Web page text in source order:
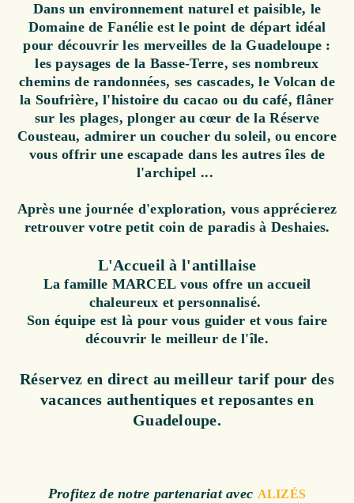
Dans un environnement naturel et paisible, le
Domaine de Fanélie est le point de départ idéal
pour découvrir les merveilles de la Guadeloupe :
les paysages de la Basse-Terre, ses nombreux
chemins de randonnées, ses cascades, le Volcan de
la Soufrière, l'histoire du cacao ou du café, flâner
sur les plages, plonger au cœur de la Réserve
Cousteau, admirer un coucher du soleil, ou encore
vous offrir une escapade dans les autres îles de
l'archipel ...
Après une journée d'exploration, vous apprécierez
retrouver votre petit coin de paradis à Deshaies.
L'Accueil à l'antillaise
La famille MARCEL vous offre un accueil
chaleureux et personnalisé.
Son équipe est là pour vous guider et vous faire
découvrir le meilleur de l'île.
Réservez en direct au meilleur tarif pour des
vacances authentiques et reposantes en
Guadeloupe.
Profitez de notre partenariat avec ALIZÉS